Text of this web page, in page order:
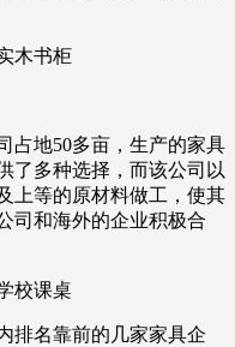
木书柜
占地50多亩，生产的家具
了多种选择，而该公司以
上等的原材料做工，使其
司和海外的企业积极合
校课桌
排名靠前的几家家具企